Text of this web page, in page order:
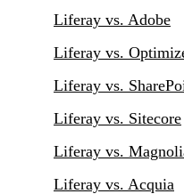
Liferay vs. Adobe
Liferay vs.
Liferay vs.
Liferay vs. Sitecore
Liferay vs.
Liferay vs. Acquia